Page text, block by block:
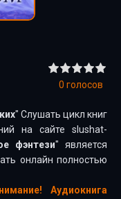
0 голосов
" Слушать цикл книг
на сайте slushat-
фэнтези" является
онлайн полностью
Аудиокнига